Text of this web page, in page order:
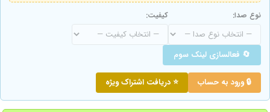
نوع صدا: کیفیت:
🔄 فعالسازی لینک سوم
🔒 ورود به حساب ⭐ دریافت اشتراک ویژه